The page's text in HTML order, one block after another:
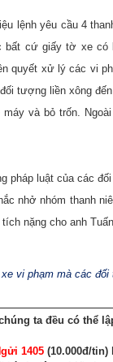
lệnh yêu cầu 4
bất cứ giấy tờ xe
quyết xử lý các vi
tượng liền xông
và bỏ trốn.
pháp luật của các
nhở nhóm thanh
nặng cho anh
vi phạm mà các đối
ta đều có thể
gửi 1405 (10.000đ/tin)